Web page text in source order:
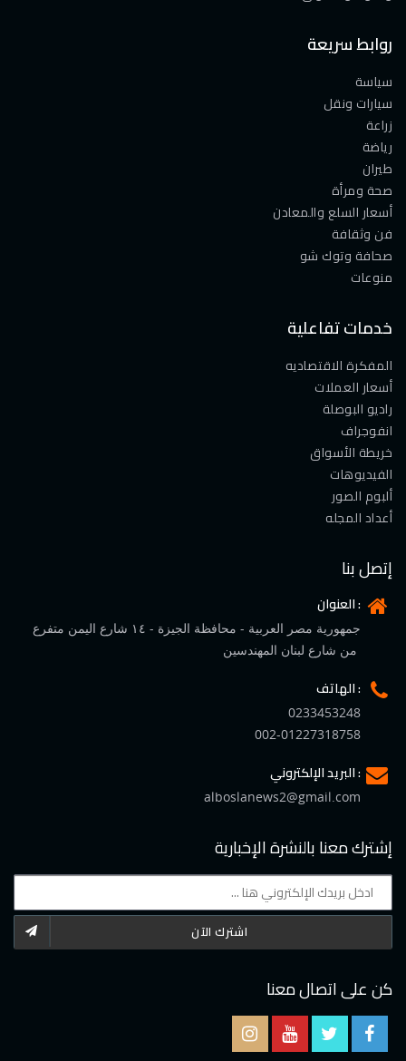
روابط سريعة
سياسة
سيارات ونقل
زراعة
رياضة
طيران
صحة ومرأة
أسعار السلع والمعادن
فن وثقافة
صحافة وتوك شو
منوعات
خدمات تفاعلية
المفكرة الاقتصاديه
أسعار العملات
راديو البوصلة
انفوجراف
خريطة الأسواق
الفيديوهات
ألبوم الصور
أعداد المجله
إتصل بنا
العنوان :
جمهورية مصر العربية - محافظة الجيزة - ١٤ شارع اليمن متفرع
الهاتف :
0233453248
002-01227318758
البريد الإلكتروني :
alboslanews2@gmail.com
إشترك معنا بالنشرة الإخبارية
اشترك الآن
كن على اتصال معنا